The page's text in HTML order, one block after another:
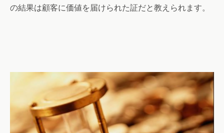
の結果は顧客に価値を届けられた証だと教えられます。